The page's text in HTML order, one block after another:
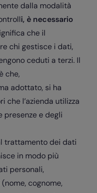
dalla modalità
i, è necessario
che il
chi gestisce i dati,
ceduti a terzi. Il
che,
adottato, si ha
che l’azienda utilizza
presenze e degli
trattamento dei dati
in modo più
personali,
cognome,